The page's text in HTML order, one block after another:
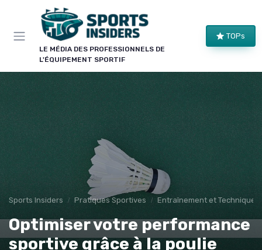
LE MÉDIA DES PROFESSIONNELS DE
L'ÉQUIPEMENT SPORTIF
TOPs
Sports Insiders Pratiques Sportives Entraînement et Techniques
Optimiser votre performance
sportive grâce à la poulie
Panneau de gestion des cookies